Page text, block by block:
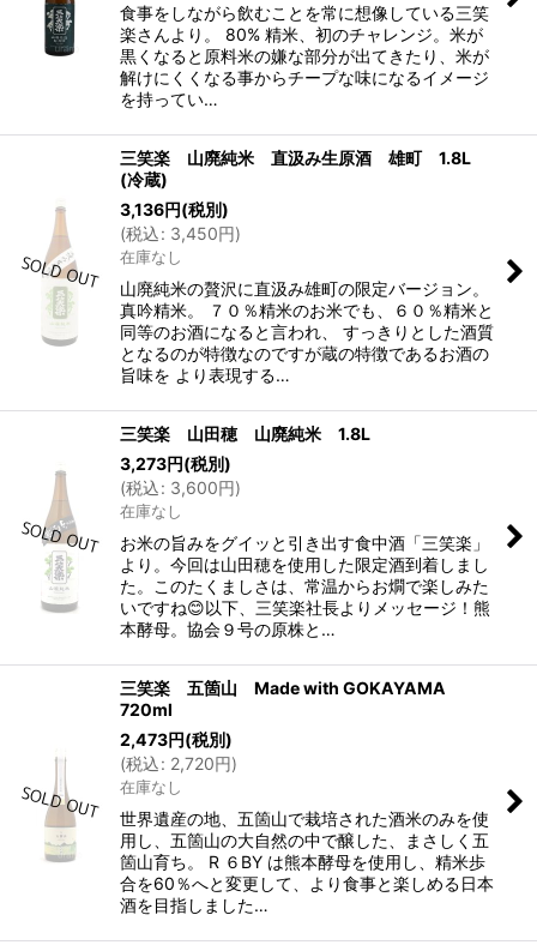
食事をしながら飲むことを常に想像している三笑
楽さんより。 80% 精米、初のチャレンジ。米が
黒くなると原料米の嫌な部分が出てきたり、米が
解けにくくなる事からチープな味になるイメージ
を持ってい…
三笑楽 山廃純米 直汲み生原酒 雄町 1.8L
(冷蔵)
3,136円(税別)
(税込: 3,450円)
在庫なし
山廃純米の贅沢に直汲み雄町の限定バージョン。
真吟精米。 ７０％精米のお米でも、６０％精米と
同等のお酒になると言われ、 すっきりとした酒質
となるのが特徴なのですが蔵の特徴であるお酒の
旨味を より表現する…
三笑楽 山田穂 山廃純米 1.8L
3,273円(税別)
(税込: 3,600円)
在庫なし
お米の旨みをグイッと引き出す食中酒「三笑楽」
より。今回は山田穂を使用した限定酒到着しまし
た。このたくましさは、常温からお燗で楽しみた
いですね😊以下、三笑楽社長よりメッセージ！熊
本酵母。協会９号の原株と…
三笑楽 五箇山 Made with GOKAYAMA
720ml
2,473円(税別)
(税込: 2,720円)
在庫なし
世界遺産の地、五箇山で栽培された酒米のみを使
用し、五箇山の大自然の中で醸した、まさしく五
箇山育ち。 R ６BY は熊本酵母を使用し、精米歩
合を60％へと変更して、より食事と楽しめる日本
酒を目指しました…